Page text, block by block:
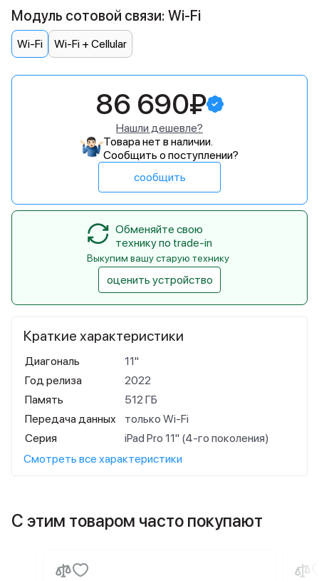
Краткие характеристики
Диагональ
11"
Год релиза
2022
Память
512 ГБ
Передача данных
только Wi-Fi
Серия
iPad Pro 11" (4-го поколения)
Смотреть все характеристики
Модуль сотовой связи: Wi-Fi
Wi-Fi Wi-Fi + Cellular
86 690₽
Нашли дешевле?
Товара нет в наличии.
Сообщить о поступлении?
сообщить
Обменяйте свою
технику по trade-in
Выкупим вашу старую технику
оценить устройство
С этим товаром часто покупают